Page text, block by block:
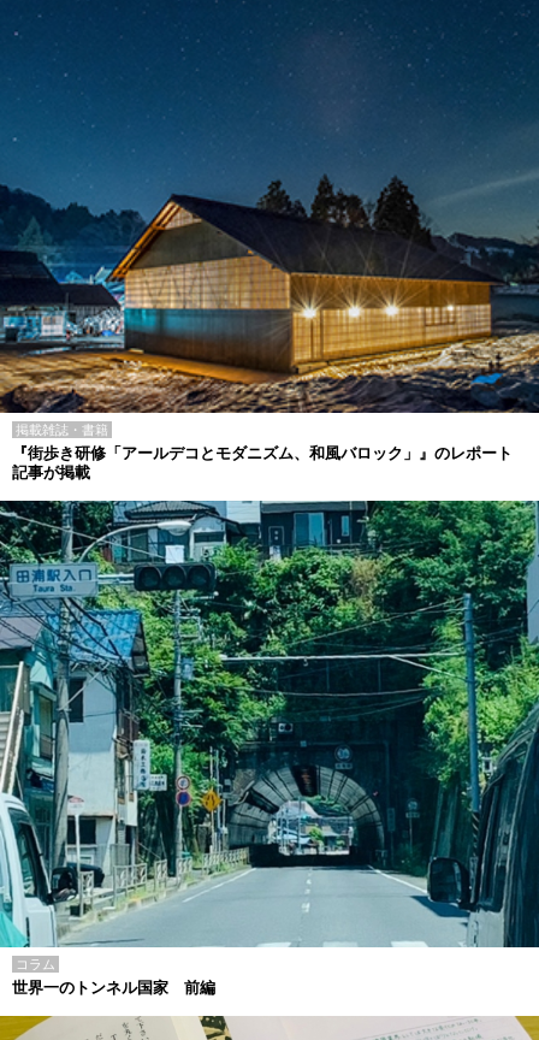
掲載雑誌・書籍
『街歩き研修「アールデコとモダニズム、和風バロック」』のレポート
記事が掲載
コラム
世界一のトンネル国家 前編